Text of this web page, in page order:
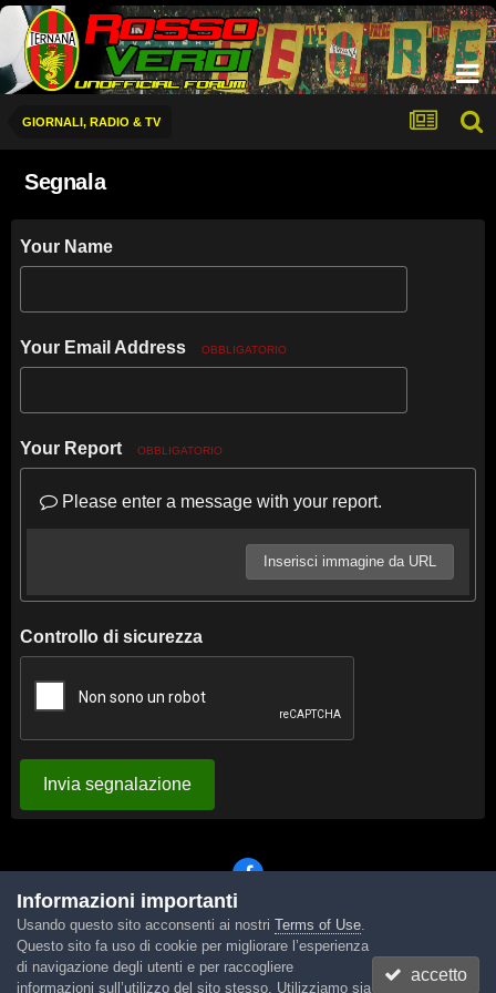
GIORNALI, RADIO & TV
Segnala
Your Name
Your Email Address OBBLIGATORIO
Your Report OBBLIGATORIO
Please enter a message with your report.
Inserisci immagine da URL
Controllo di sicurezza
Invia segnalazione
Lingua Tema Contattaci Cookies
Powered by Invision Community
Informazioni importanti
Usando questo sito acconsenti ai nostri Terms of Use.
Questo sito fa uso di cookie per migliorare l’esperienza
di navigazione degli utenti e per raccogliere
informazioni sull’utilizzo del sito stesso. Utilizziamo sia
accetto